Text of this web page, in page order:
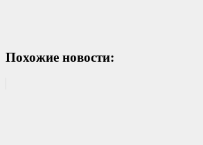
Похожие новости: